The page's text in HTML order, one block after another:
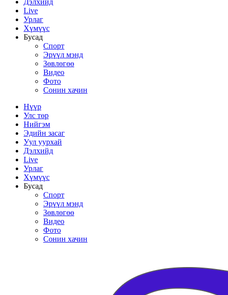
Дэлхийд
Live
Урлаг
Хүмүүс
Бусад
Спорт
Эрүүл мэнд
Зөвлөгөө
Видео
Фото
Сонин хачин
Нүүр
Улс төр
Нийгэм
Эдийн засаг
Уул уурхай
Дэлхийд
Live
Урлаг
Хүмүүс
Бусад
Спорт
Эрүүл мэнд
Зөвлөгөө
Видео
Фото
Сонин хачин